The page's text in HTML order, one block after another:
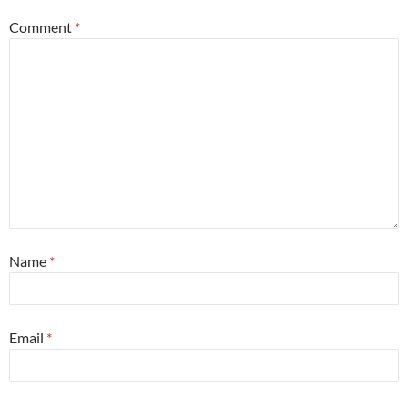
Comment *
Name *
Email *